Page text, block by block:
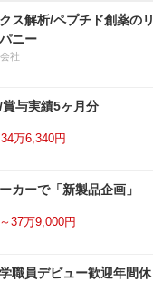
ス解析/ペプチド創薬のリ
ニー
社
賞与実績5ヶ月分
万6,340円
カーで「新製品企画」
37万9,000円
職員デビュー歓迎年間休